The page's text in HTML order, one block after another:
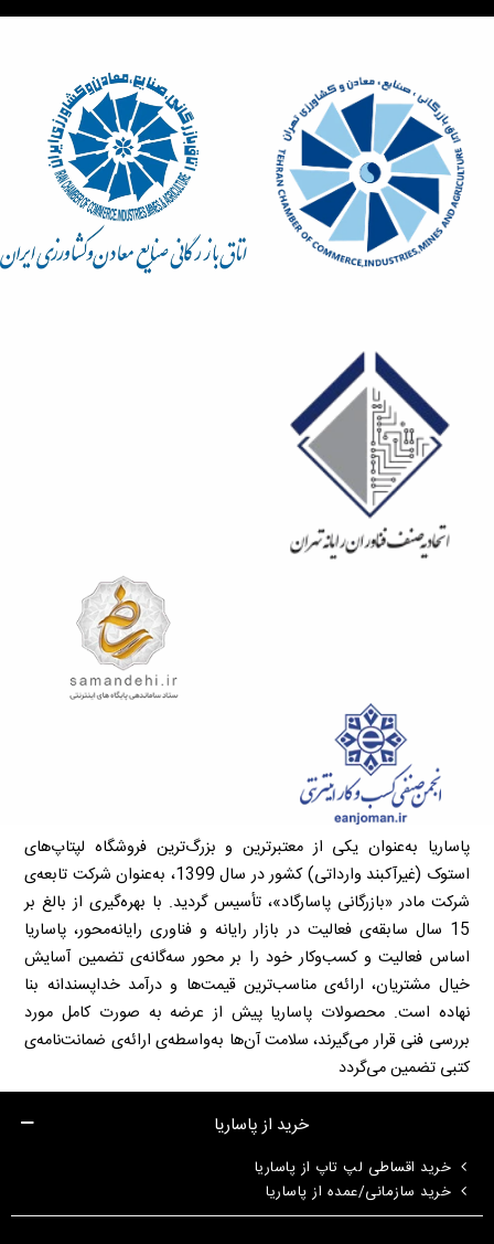
پاساریا به‌عنوان یکی از معتبرترین و بزرگ‌ترین فروشگاه لپتاپ‌های
استوک (غیرآکبند وارداتی) کشور در سال 1399، به‌عنوان شرکت تابعه‌ی
شرکت مادر «بازرگانی پاسارگاد»، تأسیس گردید. با بهره‌گیری از بالغ بر
15 سال سابقه‌ی فعالیت در بازار رایانه و فناوری رایانه‌محور، پاساریا
اساس فعالیت و کسب‌وکار خود را بر محور سه‌گانه‌ی تضمین آسایش
خیال مشتریان، ارائه‌ی مناسب‌ترین قیمت‌ها و درآمد خداپسندانه بنا
نهاده است. محصولات پاساریا پیش از عرضه به صورت کامل مورد
بررسی فنی قرار می‌گیرند، سلامت آن‌ها به‌واسطه‌ی ارائه‌ی ضمانت‌نامه‌ی
کتبی تضمین می‌گردد
خرید از پاساریا
خرید اقساطی لپ تاپ از پاساریا
خرید سازمانی/عمده از پاساریا